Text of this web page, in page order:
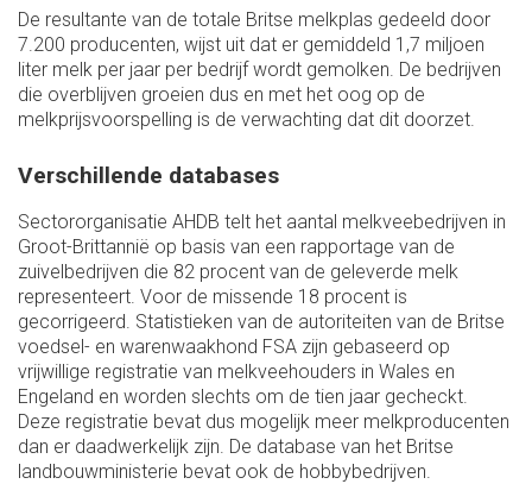
De resultante van de totale Britse melkplas gedeeld door
7.200 producenten, wijst uit dat er gemiddeld 1,7 miljoen
liter melk per jaar per bedrijf wordt gemolken. De bedrijven
die overblijven groeien dus en met het oog op de
melkprijsvoorspelling is de verwachting dat dit doorzet.
Verschillende databases
Sectororganisatie AHDB telt het aantal melkveebedrijven in
Groot-Brittannië op basis van een rapportage van de
zuivelbedrijven die 82 procent van de geleverde melk
representeert. Voor de missende 18 procent is
gecorrigeerd. Statistieken van de autoriteiten van de Britse
voedsel- en warenwaakhond FSA zijn gebaseerd op
vrijwillige registratie van melkveehouders in Wales en
Engeland en worden slechts om de tien jaar gecheckt.
Deze registratie bevat dus mogelijk meer melkproducenten
dan er daadwerkelijk zijn. De database van het Britse
landbouwministerie bevat ook de hobbybedrijven.